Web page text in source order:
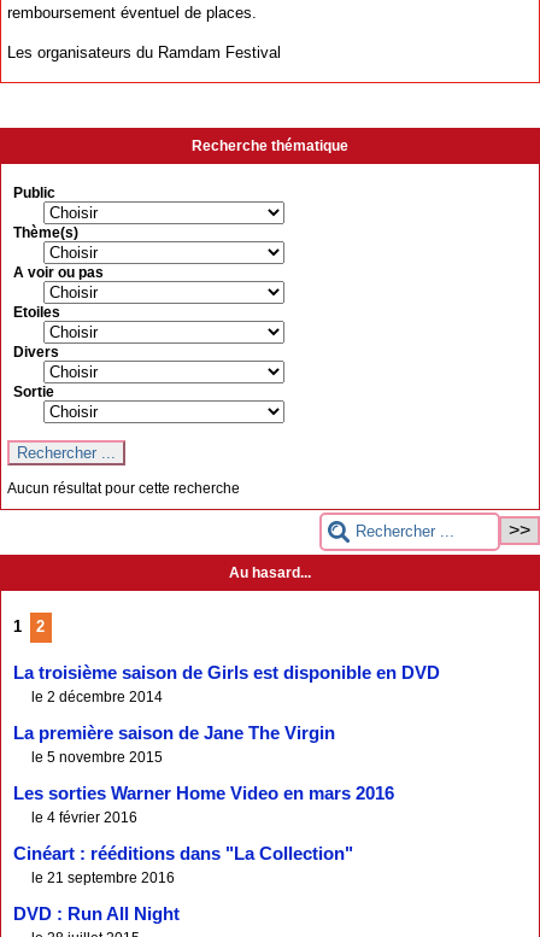
remboursement éventuel de places.
Les organisateurs du Ramdam Festival
Recherche thématique
Public
Thème(s)
A voir ou pas
Etoiles
Divers
Sortie
Aucun résultat pour cette recherche
Au hasard...
1 2
La troisième saison de Girls est disponible en DVD
le 2 décembre 2014
La première saison de Jane The Virgin
le 5 novembre 2015
Les sorties Warner Home Video en mars 2016
le 4 février 2016
Cinéart : rééditions dans "La Collection"
le 21 septembre 2016
DVD : Run All Night